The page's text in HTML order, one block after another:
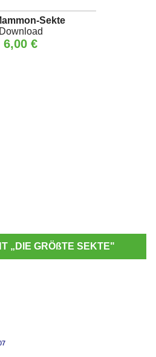
Sekte
Download
6,00 €
„DIE GRÖßTE SEKTE"